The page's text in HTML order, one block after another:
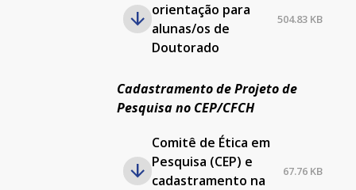
orientação para
alunas/os de
Doutorado
504.83 KB
Cadastramento de Projeto de
Pesquisa no CEP/CFCH
Comitê de Ética em
Pesquisa (CEP) e
cadastramento na
67.76 KB